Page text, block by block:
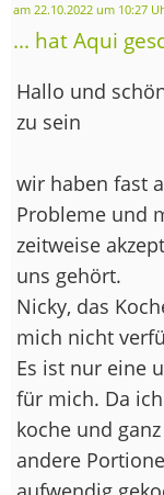
am 22.10.2022 um 10:27
... hat Aqui
Hallo und
zu sein
wir haben fast
Probleme und
zeitweise
uns gehört.
Nicky, das
mich nicht
Es ist nur eine
für mich. Da
koche und
andere